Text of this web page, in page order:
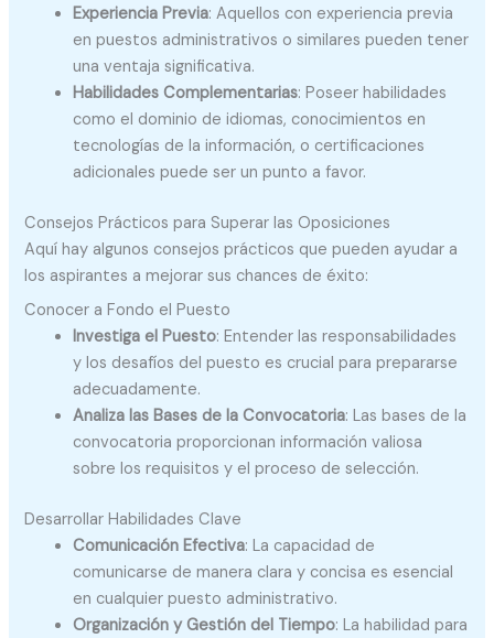
Experiencia Previa: Aquellos con experiencia previa
en puestos administrativos o similares pueden tener
una ventaja significativa.
Habilidades Complementarias: Poseer habilidades
como el dominio de idiomas, conocimientos en
tecnologías de la información, o certificaciones
adicionales puede ser un punto a favor.
Consejos Prácticos para Superar las Oposiciones
Aquí hay algunos consejos prácticos que pueden ayudar a
los aspirantes a mejorar sus chances de éxito:
Conocer a Fondo el Puesto
Investiga el Puesto: Entender las responsabilidades
y los desafíos del puesto es crucial para prepararse
adecuadamente.
Analiza las Bases de la Convocatoria: Las bases de la
convocatoria proporcionan información valiosa
sobre los requisitos y el proceso de selección.
Desarrollar Habilidades Clave
Comunicación Efectiva: La capacidad de
comunicarse de manera clara y concisa es esencial
en cualquier puesto administrativo.
Organización y Gestión del Tiempo: La habilidad para